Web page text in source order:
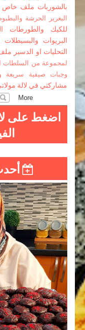
بالشوربات ملف خاص
البغرير الحرشة
للكيك والطورطات
البريوات والبسيطلات
التحليات او الدسير
لمجموعة من السلطات
وجبات صيفية سريعة
مشاركتي في لالة
اضغط على